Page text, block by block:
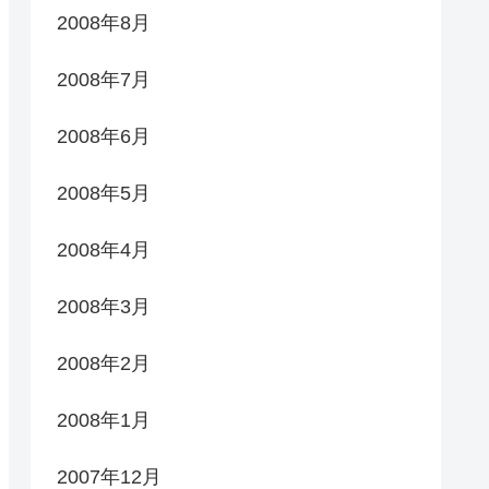
2008年8月
2008年7月
2008年6月
2008年5月
2008年4月
2008年3月
2008年2月
2008年1月
2007年12月